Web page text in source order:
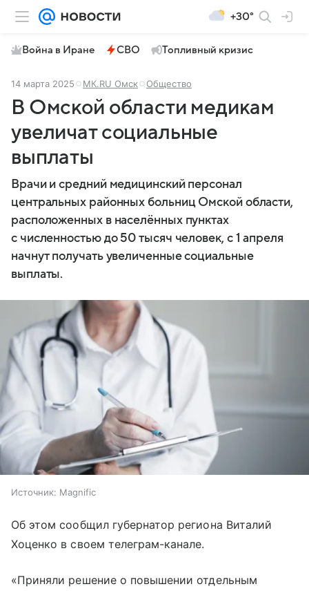
+30°
Война в Иране СВО Топливный кризис
14 марта 2025 МК.RU Омск Общество
В Омской области медикам
увеличат социальные
выплаты
Врачи и средний медицинский персонал
центральных районных больниц Омской области,
расположенных в населённых пунктах
с численностью до 50 тысяч человек, с 1 апреля
начнут получать увеличенные социальные
выплаты.
Источник: Magnific
Об этом сообщил губернатор региона Виталий
Хоценко в своем телеграм-канале.
«Приняли решение о повышении отдельным